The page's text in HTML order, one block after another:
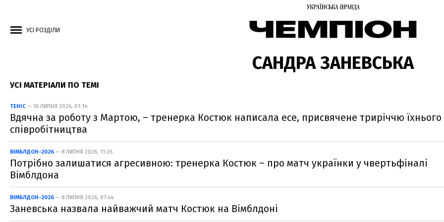
УСІ РОЗДІЛИ
САНДРА ЗАНЕВСЬКА
УСІ МАТЕРІАЛИ ПО ТЕМІ
ТЕНІС — 16 ЛИПНЯ 2026, 01:14
Вдячна за роботу з Мартою, – тренерка Костюк написала есе, присвячене триріччю їхнього
співробітництва
ВІМБЛДОН-2026 — 8 ЛИПНЯ 2026, 11:26
Потрібно залишатися агресивною: тренерка Костюк – про матч українки у чвертьфіналі
Вімблдона
ВІМБЛДОН-2026 — 8 ЛИПНЯ 2026, 07:44
Заневська назвала найважчий матч Костюк на Вімблдоні